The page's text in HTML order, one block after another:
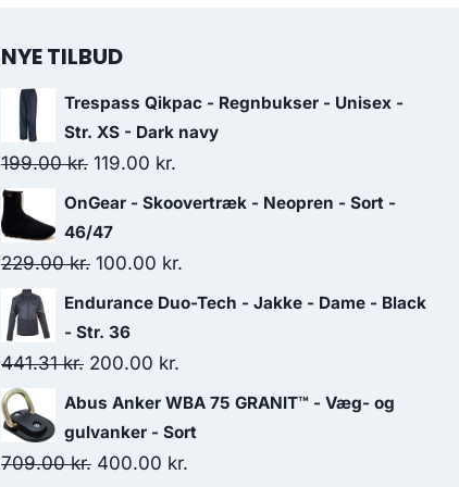
NYE TILBUD
Trespass Qikpac - Regnbukser - Unisex -
Str. XS - Dark navy
199.00kr. Original
price
was:
199.00 kr..
119.00 kr.
price
119.00 kr..
OnGear - Skoovertræk - Neopren - Sort -
46/47
229.00kr. Original
price
was:
229.00 kr..
100.00 kr.
price
Endurance Duo-Tech - Jakke - Dame - Black
- Str. 36
441.31kr. Original
price
was:
441.31 kr..
200.00 kr.
price
is:
200.00 kr..
Abus Anker WBA 75 GRANIT™ - Væg- og
gulvanker - Sort
709.00kr. Original
400.00 kr.